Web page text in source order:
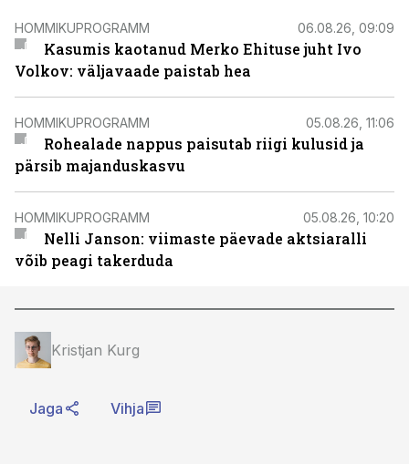
HOMMIKUPROGRAMM 06.08.26, 09:09
Kasumis kaotanud Merko Ehituse juht Ivo
Volkov: väljavaade paistab hea
HOMMIKUPROGRAMM 05.08.26, 11:06
Rohealade nappus paisutab riigi kulusid ja
pärsib majanduskasvu
HOMMIKUPROGRAMM 05.08.26, 10:20
Nelli Janson: viimaste päevade aktsiaralli
võib peagi takerduda
Kristjan Kurg
Jaga Vihja